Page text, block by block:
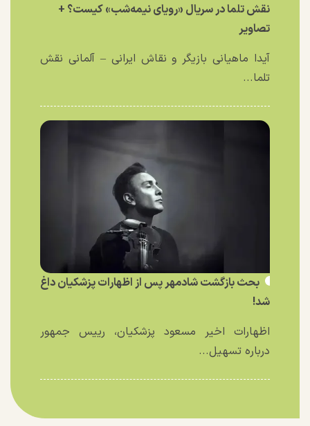
نقش تلما در سریال «رویای نیمه‌شب» کیست؟ +
تصاویر
آیدا ماهیانی بازیگر و نقاش ایرانی – آلمانی نقش
تلما...
بحث بازگشت شادمهر پس از اظهارات پزشکیان داغ
شد!
اظهارات اخیر مسعود پزشکیان، رییس جمهور
درباره تسهیل...